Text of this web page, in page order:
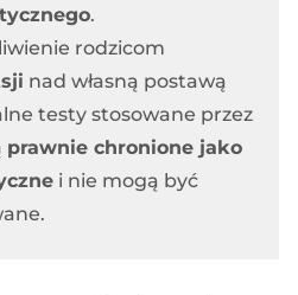
.
rodzicom
nad własną postawą
testy stosowane przez
prawnie chronione jako
i nie mogą być